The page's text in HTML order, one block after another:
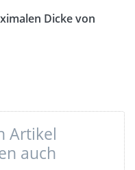
Dicke von
Artikel
auch